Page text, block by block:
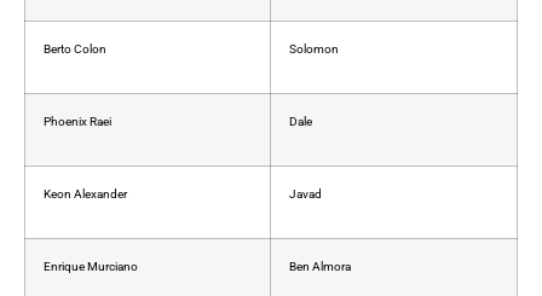
Berto Colon Solomon
Phoenix Raei Dale
Keon Alexander Javad
Enrique Murciano Ben Almora